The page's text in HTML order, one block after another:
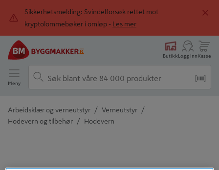
Sikkerhetsmelding: Svindelforsøk rettet mot
kryptolommebøker i omløp -
Les mer
ButikkLogg innKasse
Meny
Arbeidsklær og verneutstyr / Verneutstyr /
Hodevern og tilbehør / Hodevern